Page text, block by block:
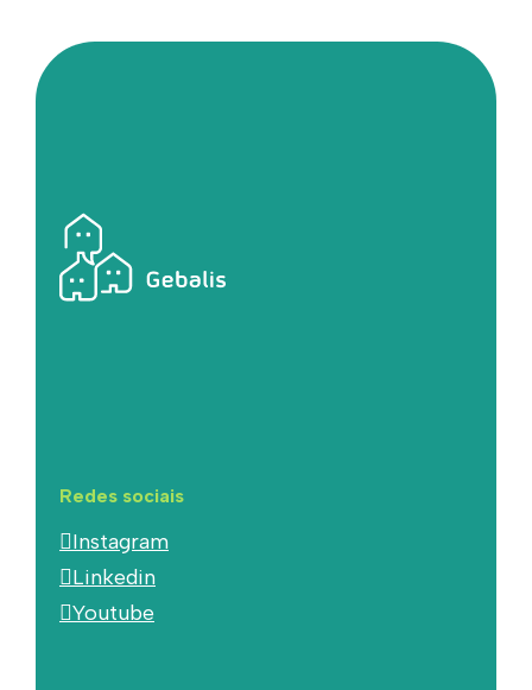
Redes sociais
Instagram
Linkedin
Youtube